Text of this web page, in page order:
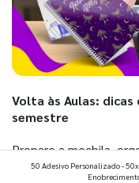
Volta às Aulas:
semestre
Prepare a mochila,
que fazem toda
50 Adesivo Personalizado -